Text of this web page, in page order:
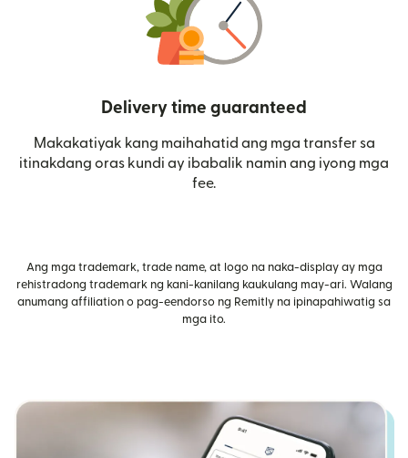
Delivery time guaranteed
Makakatiyak kang maihahatid ang mga transfer sa
itinakdang oras kundi ay ibabalik namin ang iyong mga
fee.
Ang mga trademark, trade name, at logo na naka-display ay mga
rehistradong trademark ng kani-kanilang kaukulang may-ari. Walang
anumang affiliation o pag-eendorso ng Remitly na ipinapahiwatig sa
mga ito.